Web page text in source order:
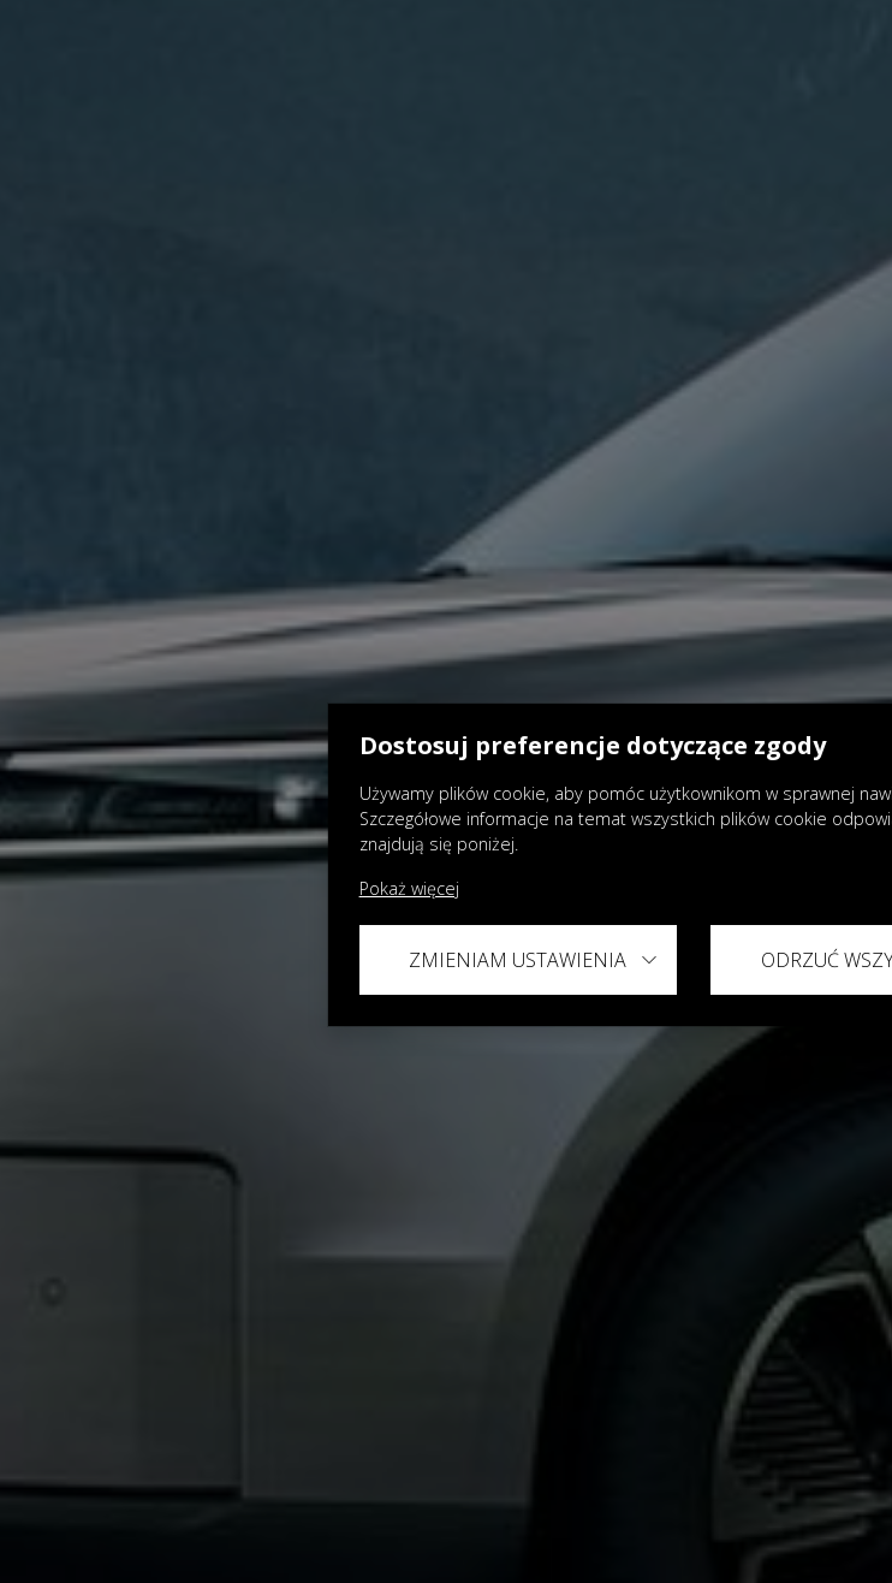
Dostosuj preferencje dotyczące zgody
Używamy plików cookie, aby pomóc użytkownikom w sprawnej
Szczegółowe informacje na temat wszystkich plików cookie
znajdują się poniżej.
Pokaż więcej
ZMIENIAM USTAWIENIA ODRZUĆ